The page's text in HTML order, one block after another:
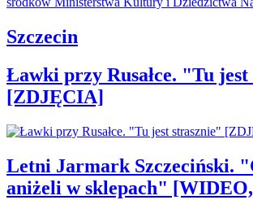
Szczecin
Ławki przy Rusałce. "Tu
[ZDJĘCIA]
Letni Jarmark Szczeciński.
aniżeli w sklepach"